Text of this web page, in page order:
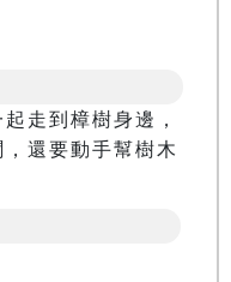
走到樟樹身邊，
還要動手幫樹木